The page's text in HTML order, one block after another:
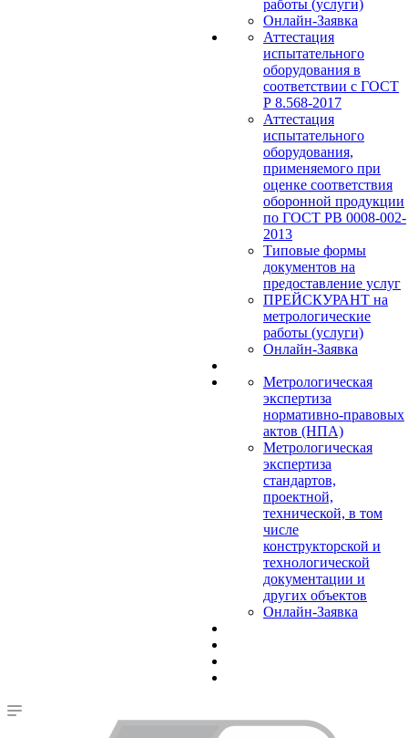
работы (услуги)
Онлайн-Заявка
Аттестация
испытательного
оборудования в
соответствии с ГОСТ
Р 8.568-2017
Аттестация
испытательного
оборудования,
применяемого при
оценке соответствия
оборонной продукции
по ГОСТ РВ 0008-002-
2013
Типовые формы
документов на
предоставление услуг
ПРЕЙСКУРАНТ на
метрологические
работы (услуги)
Онлайн-Заявка
Метрологическая
экспертиза
нормативно-правовых
актов (НПА)
Метрологическая
экспертиза
стандартов,
проектной,
технической, в том
числе
конструкторской и
технологической
документации и
других объектов
Онлайн-Заявка